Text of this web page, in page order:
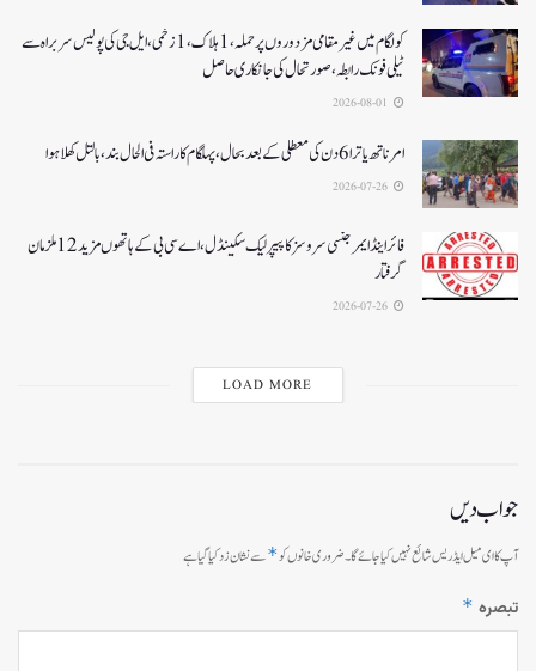
کولگام میں غیر مقامی مزدوروں پر حملہ،1ہلاک،1زخمی،ایل جی کی پولیس سربراہ سے
ٹیلی فونک رابطہ، صورتحال کی جانکاری حاصل
امرناتھ یاترا 6دن کی معطلی کے بعد بحال،پہلگام کا راستہ فی الحال بند، بالتل کھلا ہوا
فائر اینڈ ایمرجنسی سروسز کا پیپر لیک سکینڈل،اے سی بی کے ہاتھوں مزید 12 ملزمان
گرفتار
LOAD MORE
جواب دیں
آپ کا ای میل ایڈریس شائع نہیں کیا جائے گا۔ضروری خانوں کو*سے نشان زد کیا گیا ہے
تبصرہ *